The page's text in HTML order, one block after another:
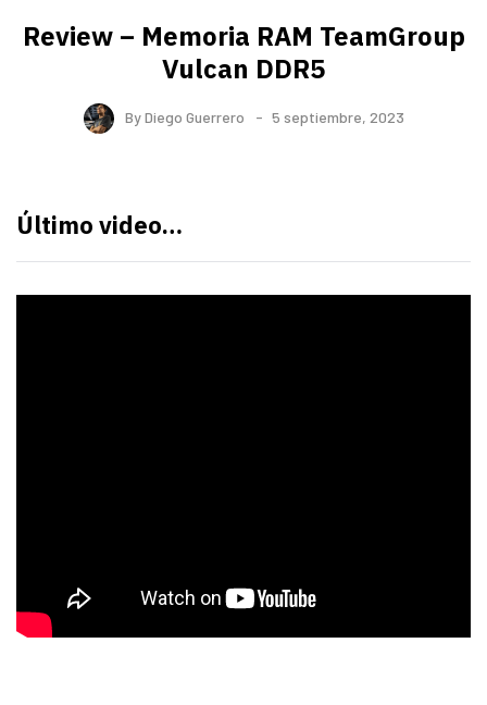
Review – Memoria RAM TeamGroup
Vulcan DDR5
ByDiego Guerrero 5 septiembre, 2023
Último video…